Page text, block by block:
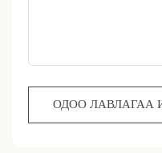
ОДОО ЛАВЛАГАА